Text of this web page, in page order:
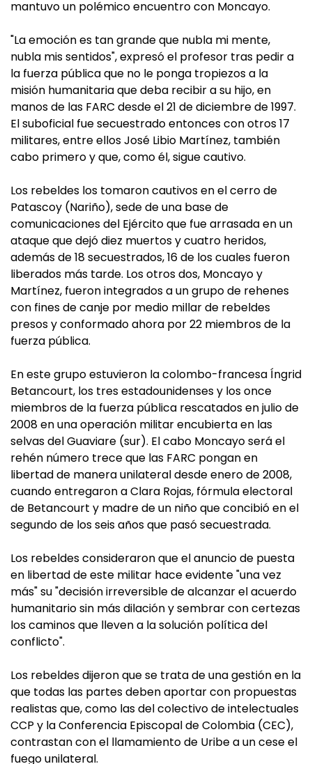
mantuvo un polémico encuentro con Moncayo.
"La emoción es tan grande que nubla mi mente,
nubla mis sentidos", expresó el profesor tras pedir a
la fuerza pública que no le ponga tropiezos a la
misión humanitaria que deba recibir a su hijo, en
manos de las FARC desde el 21 de diciembre de 1997.
El suboficial fue secuestrado entonces con otros 17
militares, entre ellos José Libio Martínez, también
cabo primero y que, como él, sigue cautivo.
Los rebeldes los tomaron cautivos en el cerro de
Patascoy (Nariño), sede de una base de
comunicaciones del Ejército que fue arrasada en un
ataque que dejó diez muertos y cuatro heridos,
además de 18 secuestrados, 16 de los cuales fueron
liberados más tarde. Los otros dos, Moncayo y
Martínez, fueron integrados a un grupo de rehenes
con fines de canje por medio millar de rebeldes
presos y conformado ahora por 22 miembros de la
fuerza pública.
En este grupo estuvieron la colombo-francesa Íngrid
Betancourt, los tres estadounidenses y los once
miembros de la fuerza pública rescatados en julio de
2008 en una operación militar encubierta en las
selvas del Guaviare (sur). El cabo Moncayo será el
rehén número trece que las FARC pongan en
libertad de manera unilateral desde enero de 2008,
cuando entregaron a Clara Rojas, fórmula electoral
de Betancourt y madre de un niño que concibió en el
segundo de los seis años que pasó secuestrada.
Los rebeldes consideraron que el anuncio de puesta
en libertad de este militar hace evidente "una vez
más" su "decisión irreversible de alcanzar el acuerdo
humanitario sin más dilación y sembrar con certezas
los caminos que lleven a la solución política del
conflicto".
Los rebeldes dijeron que se trata de una gestión en la
que todas las partes deben aportar con propuestas
realistas que, como las del colectivo de intelectuales
CCP y la Conferencia Episcopal de Colombia (CEC),
contrastan con el llamamiento de Uribe a un cese el
fuego unilateral.